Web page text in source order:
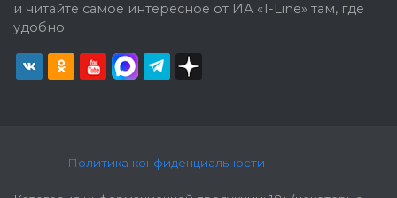
и читайте самое интересное от ИА «1-Line» там, где
удобно
Политика конфиденциальности